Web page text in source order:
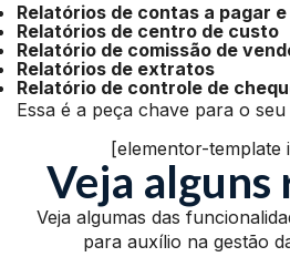
Relatórios de contas a pagar
Relatórios de centro de custo
Relatório de comissão de
Relatórios de extratos
Relatório de controle de
Essa é a peça chave para o seu
[elementor-template
Veja alguns
Veja algumas das
para auxílio na gestão